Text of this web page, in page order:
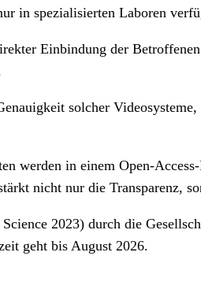
in spezialisierten Laboren
Einbindung der
solcher
werden in einem Open-
nicht nur die Transparenz,
2023) durch die
geht bis August 2026.